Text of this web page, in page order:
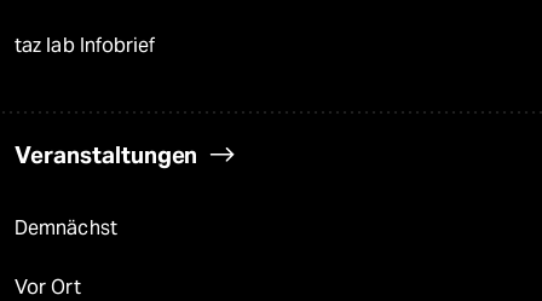
taz lab Infobrief
Veranstaltungen
Demnächst
Vor Ort